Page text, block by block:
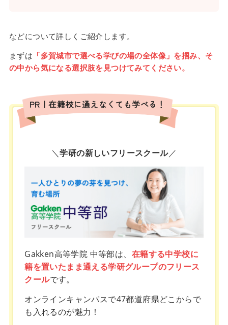
などについて詳しくご紹介します。
まずは 「多賀城市で選べる学びの場の全体像」を掴み、そ
の中から気になる選択肢を見つけてみてください。
PR｜在籍校に通えなくても学べる！
＼学研の新しいフリースクール／
Gakken高等学院 中等部は、 在籍する中学校に
籍を置いたまま通える学研グループのフリース
クールです。
オンラインキャンパスで47都道府県どこからで
も入れるのが魅力！